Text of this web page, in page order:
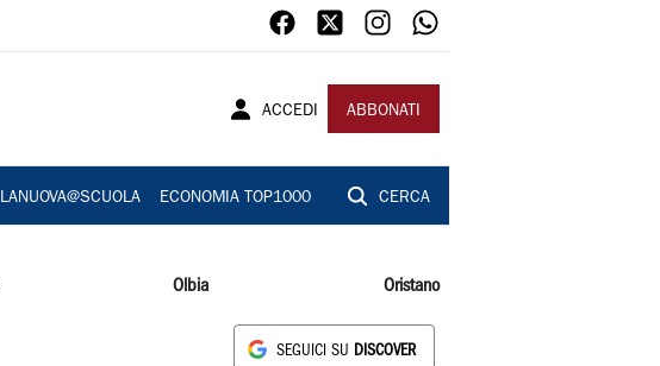
ACCEDI ABBONATI
LANUOVA@SCUOLA ECONOMIA TOP1000 CERCA
Olbia Oristano
SEGUICI SU DISCOVER